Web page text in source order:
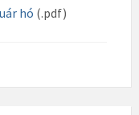
hó (.pdf)